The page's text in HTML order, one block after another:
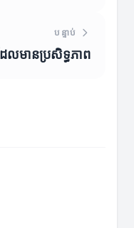
បន្ទាប់
លមានប្រសិទ្ធភាព